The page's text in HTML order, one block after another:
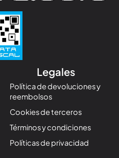
Legales
Política de devoluciones y
reembolsos
Cookies de terceros
Términos y condiciones
Políticas de privacidad